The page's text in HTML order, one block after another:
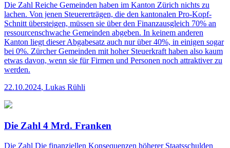
Die Zahl Reiche Gemeinden haben im Kanton Zürich nichts zu
lachen. Von jenen Steuererträgen, die den kantonalen Pro-Kopf-
Schnitt übersteigen, müssen sie über den Finanzausgleich 70% an
ressourcen­schwache Gemeinden abgeben. In keinem anderen
Kanton liegt dieser Abgabesatz auch nur über 40%, in einigen sogar
bei 0%. Zürcher Gemeinden mit hoher Steuerkraft haben also kaum
etwas davon, wenn sie für Firmen und Personen noch attraktiver zu
werden.
22.10.2024, Lukas Rühli
Die Zahl 4 Mrd. Franken
Die Zahl Die finanziellen Konsequenzen höherer Staatsschulden